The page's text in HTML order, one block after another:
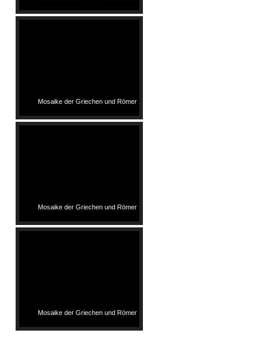
Mosaike der Griechen und Römer
Mosaike der Griechen und Römer
Mosaike der Griechen und Römer